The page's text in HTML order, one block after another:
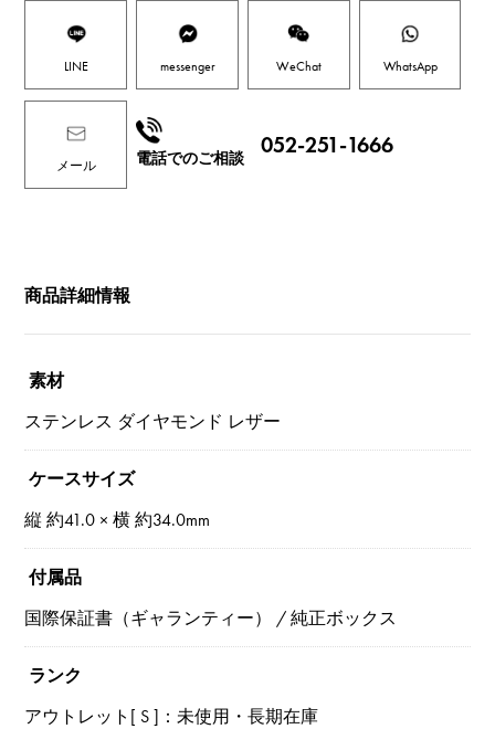
LINE messenger WeChat WhatsApp
メール 電話でのご相談
052-251-1666
商品詳細情報
素材
ステンレス ダイヤモンド レザー
ケースサイズ
縦 約41.0 × 横 約34.0mm
付属品
国際保証書（ギャランティー） / 純正ボックス
ランク
アウトレット[ S ]：未使用・長期在庫